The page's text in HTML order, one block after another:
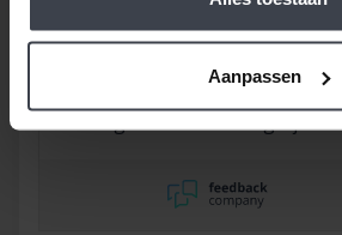
Aanpassen
9/10 Rob
Goed bedrijf waar
korting gekregen. Duurde
lang eer ik de sleutel